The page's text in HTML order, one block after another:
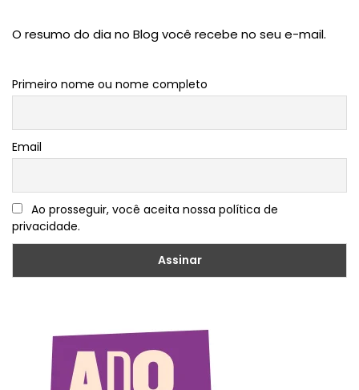
O resumo do dia no Blog você recebe no seu e-mail.
Primeiro nome ou nome completo
Email
Ao prosseguir, você aceita nossa política de
privacidade.